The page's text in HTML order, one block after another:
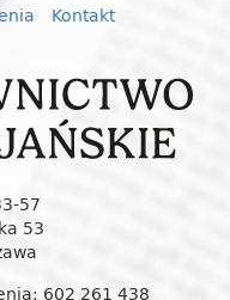
Kontakt
57
53
602 261 438